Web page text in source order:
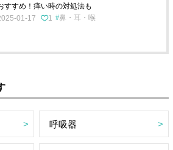
すすめ！痒い時の対処法も
01-17
1 鼻・耳・喉
呼吸器